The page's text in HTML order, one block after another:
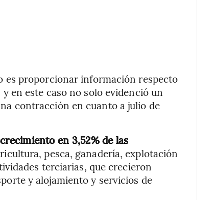
es proporcionar información respecto
en este caso no solo evidenció un
contracción en cuanto a julio de
en 3,52% de las
pesca, ganadería, explotación
terciarias, que crecieron
y alojamiento y servicios de